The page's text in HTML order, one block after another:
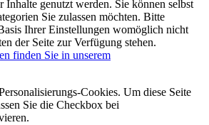
Inhalte genutzt werden. Sie können selbst
Sie zulassen möchten. Bitte
Ihrer Einstellungen womöglich nicht
der Seite zur Verfügung stehen.
finden Sie in unserem
Cookies. Um diese Seite
Sie die Checkbox bei